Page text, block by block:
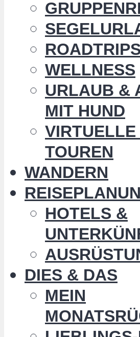
ROADTRIPS
WELLNESS
URLAUB &
MIT HUND
TOUREN
WANDERN
HOTELS &
DIES & DAS
MEIN